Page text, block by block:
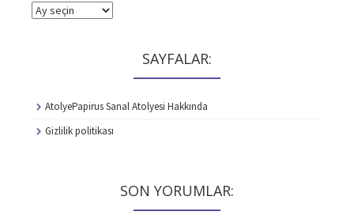
ARŞİVLER
SAYFALAR:
AtolyePapirus Sanal Atolyesi Hakkında
Gizlilik politikası
SON YORUMLAR: